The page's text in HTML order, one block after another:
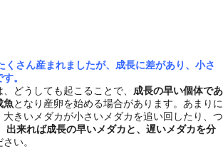
くさん産まれましたが、成長に差があり、小さ
。
どうしても起こることで、 成長の早い個体であ
魚となり産卵を始める場合があります。あまりに
きいメダカが小さいメダカを追い回したり、つ
出来れば成長の早いメダカと、遅いメダカを分
い。